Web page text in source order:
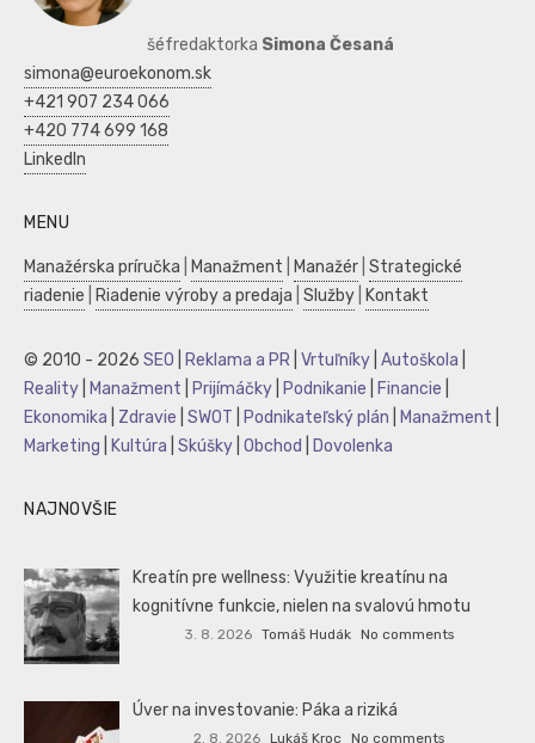
šéfredaktorka Simona Česaná
simona@euroekonom.sk
+421 907 234 066
+420 774 699 168
LinkedIn
MENU
Manažérska príručka Manažment Manažér Strategické
riadenie
Riadenie výroby a predaja Služby Kontakt
© 2010 - 2026 SEO Reklama a PR Vrtuľníky Autoškola
Reality
Manažment Prijímáčky Podnikanie Financie
Ekonomika
Zdravie SWOT Podnikateľský plán Manažment
Marketing
Kultúra Skúšky Obchod Dovolenka
NAJNOVŠIE
Kreatín pre wellness: Využitie kreatínu na
kognitívne funkcie, nielen na svalovú hmotu
3. 8. 2026 Tomáš Hudák No comments
Úver na investovanie: Páka a riziká
2. 8. 2026 Lukáš Kroc No comments